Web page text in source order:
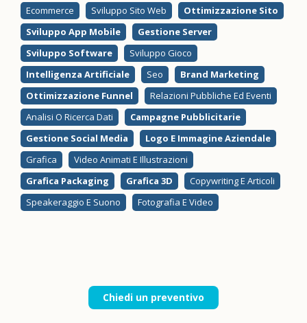
Ecommerce Sviluppo Sito Web
Ottimizzazione Sito
Sviluppo App Mobile
Gestione Server
Sviluppo Software
Sviluppo Gioco
Intelligenza Artificiale
Seo
Brand Marketing
Ottimizzazione Funnel
Relazioni Pubbliche Ed Eventi
Analisi O Ricerca Dati
Campagne Pubblicitarie
Gestione Social Media
Logo E Immagine Aziendale
Grafica
Video Animati E Illustrazioni
Grafica Packaging
Grafica 3D
Copywriting E Articoli
Speakeraggio E Suono
Fotografia E Video
Chiedi un preventivo